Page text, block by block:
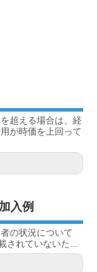
超える場合は、経
が時価を上回って
入例
の状況について
されていないた...